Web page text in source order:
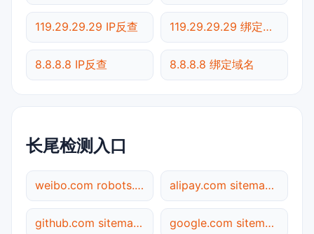
119.29.29.29 IP反查 119.29.29.29 绑定域名
8.8.8.8 IP反查 8.8.8.8 绑定域名
长尾检测入口
weibo.com robots.txt检测 alipay.com sitemap.xml检测
github.com sitemap.xml检测 google.com sitemap.xml检测